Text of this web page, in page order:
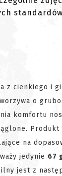
z cienkiego i
o
komfortu
Produkt
na
jedynie 67
jest z